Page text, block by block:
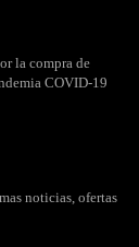
la compra de
COVID-19
noticias, ofertas